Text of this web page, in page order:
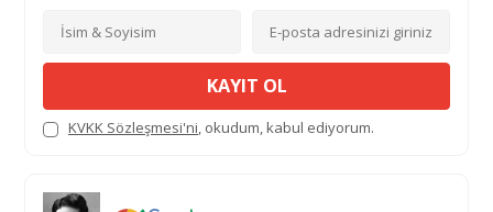
KAYIT OL
KVKK Sözleşmesi'ni, okudum, kabul ediyorum.